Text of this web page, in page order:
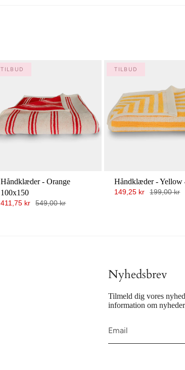
TILBUD
Håndklæder - Orange
100x150
411,75 kr 549,00 kr
TILBUD
Håndklæder - Yellow
149,25 kr 199,00 kr
Nyhedsbrev
Tilmeld dig vores
information om